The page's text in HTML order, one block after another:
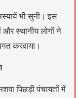
भी सुनी। इस
स्थानीय लोगों ने
करवाया।
पिछड़ी पंचायतों में